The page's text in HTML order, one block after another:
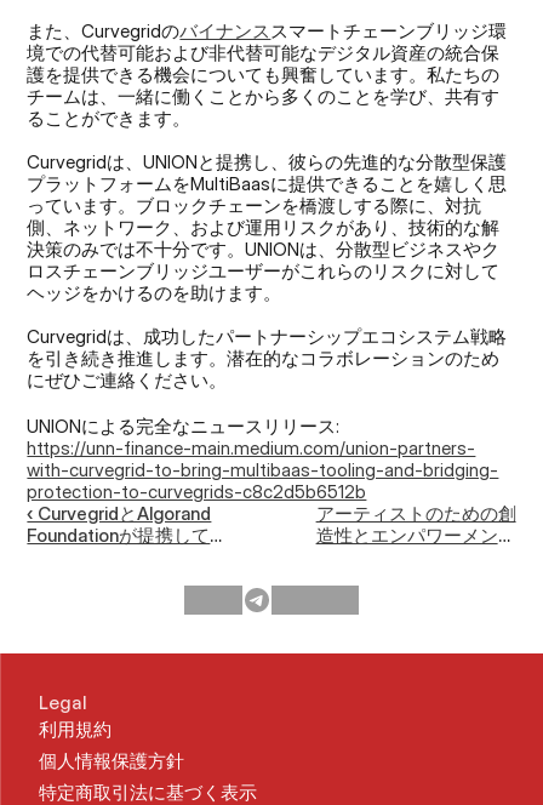
また、Curvegridのバイナンススマートチェーンブリッジ環
境での代替可能および非代替可能なデジタル資産の統合保
護を提供できる機会についても興奮しています。私たちの
チームは、一緒に働くことから多くのことを学び、共有す
ることができます。
Curvegridは、UNIONと提携し、彼らの先進的な分散型保護
プラットフォームをMultiBaasに提供できることを嬉しく思
っています。ブロックチェーンを橋渡しする際に、対抗
側、ネットワーク、および運用リスクがあり、技術的な解
決策のみでは不十分です。UNIONは、分散型ビジネスやク
ロスチェーンブリッジユーザーがこれらのリスクに対して
ヘッジをかけるのを助けます。
Curvegridは、成功したパートナーシップエコシステム戦略
を引き続き推進します。潜在的なコラボレーションのため
にぜひご連絡ください。
UNIONによる完全なニュースリリース:
https://unn-finance-main.medium.com/union-partners-
with-curvegrid-to-bring-multibaas-tooling-and-bridging-
protection-to-curvegrids-c8c2d5b6512b
‹ CurvegridとAlgorand
Foundationが提携して
アーティストのための創
造性とエンパワーメント
Legal
利用規約
個人情報保護方針
特定商取引法に基づく表示